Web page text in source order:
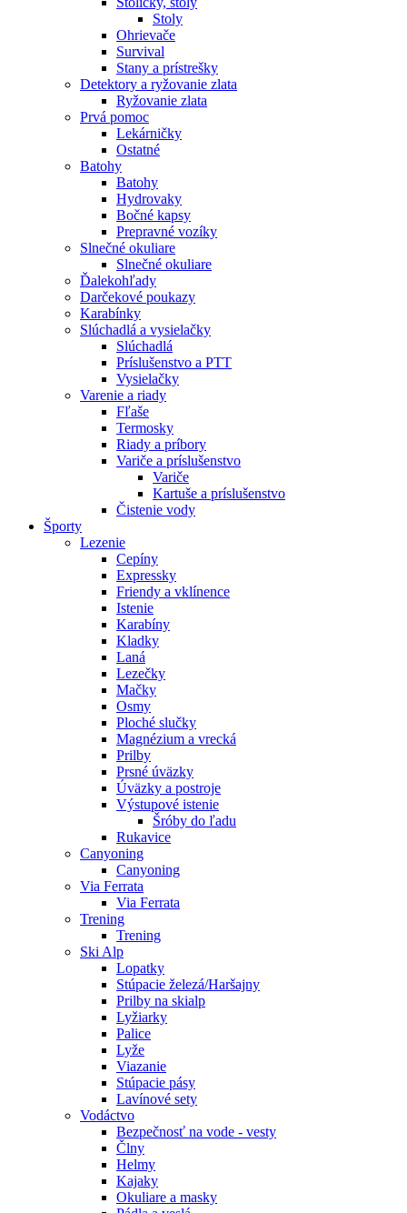
Stoly
Ohrievače
Survival
Stany a prístrešky
Detektory a ryžovanie zlata
Ryžovanie zlata
Prvá pomoc
Lekárničky
Ostatné
Batohy
Batohy
Hydrovaky
Bočné kapsy
Prepravné vozíky
Slnečné okuliare
Slnečné okuliare
Ďalekohľady
Darčekové poukazy
Karabínky
Slúchadlá a vysielačky
Slúchadlá
Príslušenstvo a PTT
Vysielačky
Varenie a riady
Fľaše
Termosky
Riady a príbory
Variče a príslušenstvo
Variče
Kartuše a príslušenstvo
Čistenie vody
Športy
Lezenie
Cepíny
Expressky
Friendy a vklínence
Istenie
Karabíny
Kladky
Laná
Lezečky
Mačky
Osmy
Ploché slučky
Magnézium a vrecká
Prilby
Prsné úväzky
Úväzky a postroje
Výstupové istenie
Šróby do ľadu
Rukavice
Canyoning
Canyoning
Via Ferrata
Via Ferrata
Trening
Trening
Ski Alp
Lopatky
Stúpacie železá/Haršajny
Prilby na skialp
Lyžiarky
Palice
Lyže
Viazanie
Stúpacie pásy
Lavínové sety
Vodáctvo
Bezpečnosť na vode - vesty
Člny
Helmy
Kajaky
Okuliare a masky